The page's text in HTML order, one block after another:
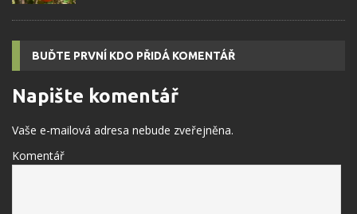
BUĎTE PRVNÍ KDO PŘIDÁ KOMENTÁŘ
Napište komentář
Vaše e-mailová adresa nebude zveřejněna.
Komentář